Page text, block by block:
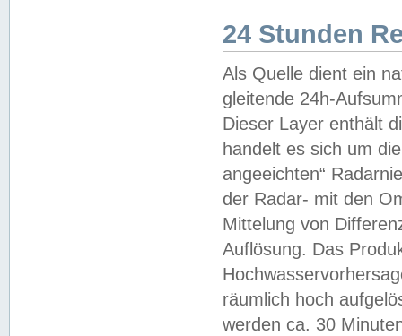
24 Stunden
Als Quelle dient ein
gleitende 24h-
Dieser Layer enthält
handelt es sich um
angeeichten“
der Radar- mit den
Mittelung von
Auflösung. Das
räumlich hoch
werden ca. 30